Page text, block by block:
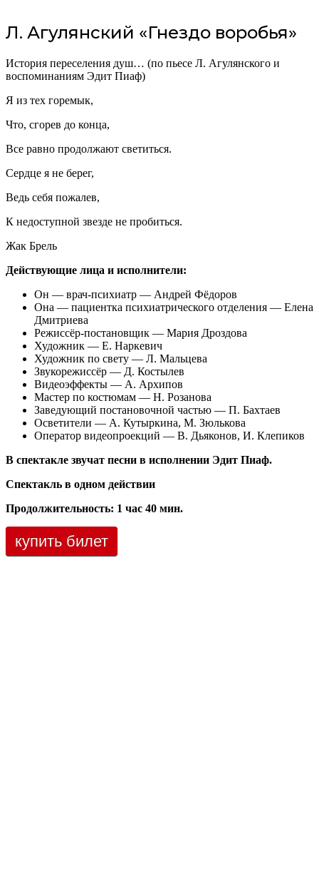
Л. Агулянский «Гнездо воробья»
История переселения душ… (по пьесе Л. Агулянского и
воспоминаниям Эдит Пиаф)
Я из тех горемык,
Что, сгорев до конца,
Все равно продолжают светиться.
Сердце я не берег,
Ведь себя пожалев,
К недоступной звезде не пробиться.
Жак Брель
Действующие лица и исполнители:
Он — врач-психиатр — Андрей Фёдоров
Она — пациентка психиатрического отделения — Елена
Дмитриева
Режиссёр-постановщик — Мария Дроздова
Художник — Е. Наркевич
Художник по свету — Л. Мальцева
Звукорежиссёр — Д. Костылев
Видеоэффекты — А. Архипов
Мастер по костюмам — Н. Розанова
Заведующий постановочной частью — П. Бахтаев
Осветители — А. Кутыркина, М. Зюлькова
Оператор видеопроекций — В. Дьяконов, И. Клепиков
В спектакле звучат песни в исполнении Эдит Пиаф.
Спектакль в одном действии
Продолжительность: 1 час 40 мин.
купить билет